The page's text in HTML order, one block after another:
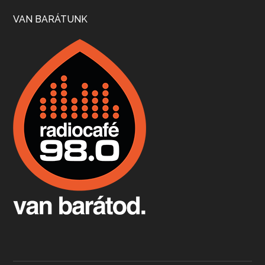
Boston, teadélután, bab és homár
Apr 9, 2026 • 00:37:17
Fermentáljunk, a testünk meghálálja!
Apr 3, 2026 • 00:36:07
VAN BARÁTUNK